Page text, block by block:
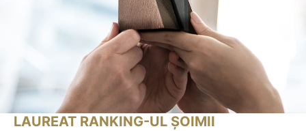
LAUREAT RANKING-UL ȘOIMII